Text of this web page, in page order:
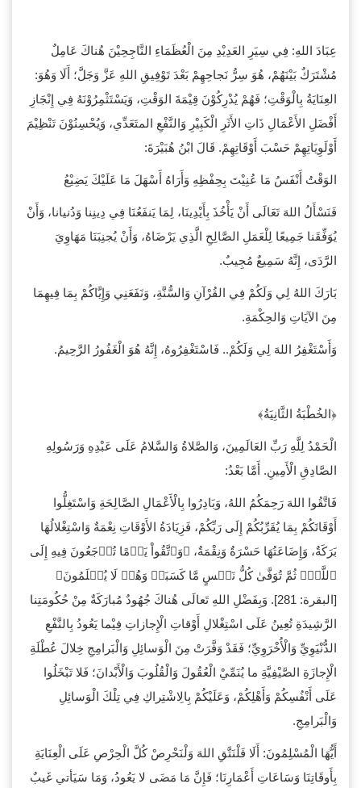
عِبَادَ اللهِ: فِي سِيَرِ العَدِيْدِ مِنَ الْعُظَمَاءِ النَّاجِحِيْنَ هُناكَ عَامِلٌ
مُشْتَرَكٌ بَيْنَهُمْ، هُوَ سِرُّ نَجاحِهِمْ بَعْدَ تَوْفِيقِ اللهِ عَزَّ وَجَلَّ؛ أَلَا وَهُوَ:
العِنَايَةُ بِالْوَقْتِ؛ فَهُمْ يُدْرِكُوْنَ قِيْمَةَ الوَقْتِ، وَيَسْتَثْمِرُوْنَهُ فِي إِنْجَازِ
أَفْضَلِ الأَعْمَالِ ذَاتِ الأَثَرِ الْكَبِيْرِ وَالنَّفْعِ المتَعَدِّي، وَيُحْسِنُوْنَ تَنْظِيْمَ
أَوْلَوِيَاتِهِمْ حَسْبَ أَوْقَاتِهِمْ. قَالَ ابْنُ هُبَيْرَةَ:
الوَقْتُ أَنْفَسُ مَا عُنِيْتَ بِحِفْظِهِ وَأَرَاهُ أَسْهَلَ مَا عَلَيْكَ يَضِيْعُ
فَنَسْأَلُ اللهَ تَعَالَى أَنْ يَأْخُذَ بِأَيْدِينَا، لِمَا يَنفَعُنَا فِي دِينِنا وَدُنيانا، وَأَنْ
يُوَفِّقَنا جَمِيعًا لِلْعَمَلِ الصَّالِحِ الَّذِي يَرْضَاهُ، وَأَنْ يُجنِبَنَا مَهَاوِيَ
الرَّدَى، إِنَّهُ سَمِيعٌ مُجِيبٌ.
بَارَكَ اللهُ لِي وَلَكُمْ فِي القُرْآنِ وَالسُّنَّةِ، وَنَفَعَنِي وَإِيَّاكُمْ بِمَا فِيهِمَا
مِنَ الآيَاتِ وَالحِكْمَةِ.
وَأَسْتَغْفِرُ اللهَ لِي وَلَكُمْ.. فَاسْتَغْفِرُوهُ، إِنَّهُ هُوَ الْغَفُورُ الرَّحِيمُ.
﴿الخُطْبَةُ الثَّانِيَةُ﴾
الْحَمْدُ لِلَّهِ رَبِّ العَالَمِينَ، وَالصَّلاةُ وَالسَّلامُ عَلَى عَبْدِهِ وَرَسُولِهِ
الصَّادِقِ الْأَمِينِ. أَمَّا بَعْدُ:
فَاتَّقُوا اللهَ رَحِمَكُمُ اللهُ، وَبَادِرُوا بِالْأَعْمَالِ الصَّالِحَةِ وَاسْتَغِلُّوا
أَوْقَاتَكُمْ بِمَا يُقَرِّبُكُمْ إِلَى رَبِّكُمْ، فَزِيَادَةُ الأَوْقَاتِ نِعْمَةٌ وَاسْتِغْلالُهَا
بَرَكَةٌ، وَإِضَاعَتُهَا حَسْرَةٌ وَنِقْمَةٌ، ﴿وَٱتَّقُواْ يَوۡمًا تُرۡجَعُونَ فِيهِ إِلَى
ٱللَّهِۖ ثُمَّ تُوَفَّىٰ كُلُّ نَفۡسٍ مَّا كَسَبَتۡ وَهُمۡ لَا يُظۡلَمُونَ﴾
[البقرة: 281]. وَبِفَضْلِ اللهِ تَعالَى هُناكَ جُهُودٌ مُبارَكَةٌ مِنْ حُكُومَتِنا
الرَّشِيدَةِ تُعِينُ عَلَى اسْتِغْلالِ أَوْقاتِ الْإِجازاتِ فِيْما يَعُودُ بِالنَّفْعِ
الدُّنْيَوِيِّ وَالْأُخْرَوِيِّ؛ فَقَدْ وَفَّرَتْ مِنَ الْوَسائِلِ وَالْبَرامِجِ خِلالَ عُطْلَةِ
الْإِجازَةِ الصَّيْفِيَّةِ ما يُنَمِّيْ الْعُقُولَ وَالْقُلُوبَ وَالْأَبْدانَ؛ فَلا تَبْخَلُوا
عَلَى أَنْفُسِكُمْ وَأَهْلِكُمْ، وَعَلَيْكُمْ بِالِاشْتِراكِ فِي تِلْكَ الْوَسائِلِ
وَالْبَرامِجِ.
أَيُّهَا الْمُسْلِمُونَ: أَلَا فَلْنَتَّقِ اللهَ وَلْنَحْرِصْ كُلَّ الْحِرْصِ عَلَى الْعِنَايَةِ
بِأَوقَاتِنَا وَسَاعَاتِ أَعْمَارِنَا؛ فَإِنَّ مَا مَضَى لا يَعُودُ، وَمَا سَيَأتي غَيبٌ